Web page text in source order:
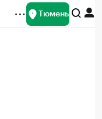
Тюмень